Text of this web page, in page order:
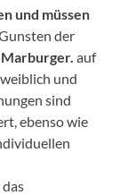
und müssen
der
Marburger. auf
und
sind
ebenso wie